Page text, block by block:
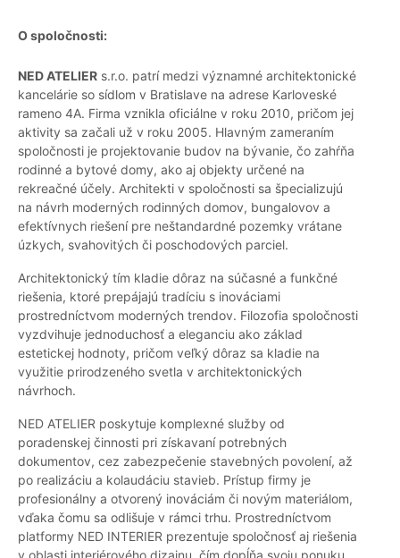
O spoločnosti:
NED ATELIER s.r.o. patrí medzi významné architektonické
kancelárie so sídlom v Bratislave na adrese Karloveské
rameno 4A. Firma vznikla oficiálne v roku 2010, pričom jej
aktivity sa začali už v roku 2005. Hlavným zameraním
spoločnosti je projektovanie budov na bývanie, čo zahŕňa
rodinné a bytové domy, ako aj objekty určené na
rekreačné účely. Architekti v spoločnosti sa špecializujú
na návrh moderných rodinných domov, bungalovov a
efektívnych riešení pre neštandardné pozemky vrátane
úzkych, svahovitých či poschodových parciel.
Architektonický tím kladie dôraz na súčasné a funkčné
riešenia, ktoré prepájajú tradíciu s inováciami
prostredníctvom moderných trendov. Filozofia spoločnosti
vyzdvihuje jednoduchosť a eleganciu ako základ
estetickej hodnoty, pričom veľký dôraz sa kladie na
využitie prirodzeného svetla v architektonických
návrhoch.
NED ATELIER poskytuje komplexné služby od
poradenskej činnosti pri získavaní potrebných
dokumentov, cez zabezpečenie stavebných povolení, až
po realizáciu a kolaudáciu stavieb. Prístup firmy je
profesionálny a otvorený inováciám či novým materiálom,
vďaka čomu sa odlišuje v rámci trhu. Prostredníctvom
platformy NED INTERIER prezentuje spoločnosť aj riešenia
v oblasti interiérového dizajnu, čím dopĺňa svoju ponuku.